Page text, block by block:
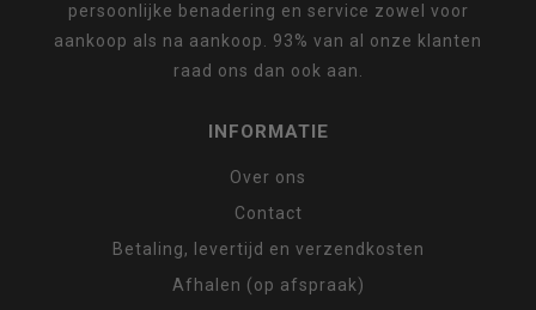
persoonlijke benadering en service zowel voor
aankoop als na aankoop. 93% van al onze klanten
raad ons dan ook aan.
INFORMATIE
Over ons
Contact
Betaling, levertijd en verzendkosten
Afhalen (op afspraak)